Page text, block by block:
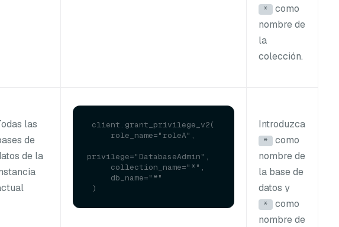
*
como
nombre de
la
colección.
las
de
de la
privilege="DatabaseAdmin",
Introduzca
*
como
nombre de
la base de
datos y
*
como
nombre de